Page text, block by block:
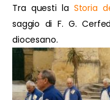
Tra questi la Storia
saggio di F. G.
diocesano.